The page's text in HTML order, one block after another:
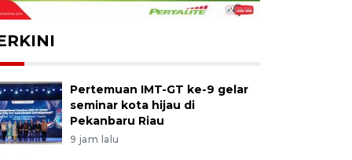
Pertemuan IMT-GT ke-9 gelar
seminar kota hijau di
Pekanbaru Riau
9 jam lalu